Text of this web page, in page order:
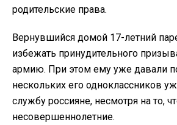
родительские права.
Вернувшийся домой 17-летний
избежать принудительного
армию. При этом ему уже давали
нескольких его одноклассников
службу россияне, несмотря на то,
несовершеннолетние.